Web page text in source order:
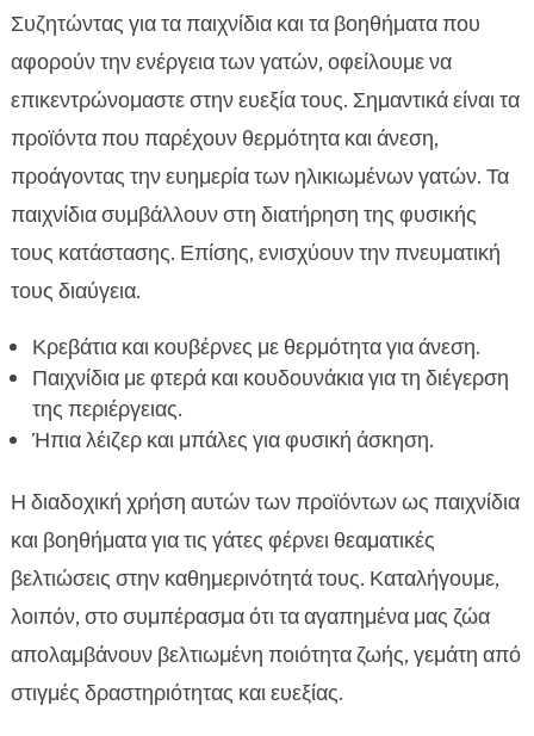
Συζητώντας για τα παιχνίδια και τα βοηθήματα που
αφορούν την ενέργεια των γατών, οφείλουμε να
επικεντρώνομαστε στην ευεξία τους. Σημαντικά είναι τα
προϊόντα που παρέχουν θερμότητα και άνεση,
προάγοντας την ευημερία των ηλικιωμένων γατών. Τα
παιχνίδια συμβάλλουν στη διατήρηση της φυσικής
τους κατάστασης. Επίσης, ενισχύουν την πνευματική
τους διαύγεια.
Κρεβάτια και κουβέρνες με θερμότητα για άνεση.
Παιχνίδια με φτερά και κουδουνάκια για τη διέγερση
της περιέργειας.
Ήπια λέιζερ και μπάλες για φυσική άσκηση.
Η διαδοχική χρήση αυτών των προϊόντων ως παιχνίδια
και βοηθήματα για τις γάτες φέρνει θεαματικές
βελτιώσεις στην καθημερινότητά τους. Καταλήγουμε,
λοιπόν, στο συμπέρασμα ότι τα αγαπημένα μας ζώα
απολαμβάνουν βελτιωμένη ποιότητα ζωής, γεμάτη από
στιγμές δραστηριότητας και ευεξίας.